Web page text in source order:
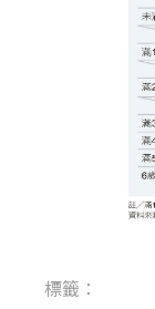
標籤：